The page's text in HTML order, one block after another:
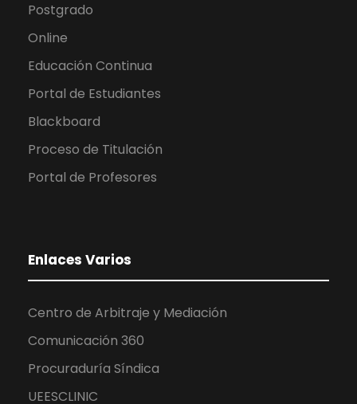
Postgrado
Online
Educación Continua
Portal de Estudiantes
Blackboard
Proceso de Titulación
Portal de Profesores
Enlaces Varios
Centro de Arbitraje y Mediación
Comunicación 360
Procuraduría Síndica
UEESCLINIC